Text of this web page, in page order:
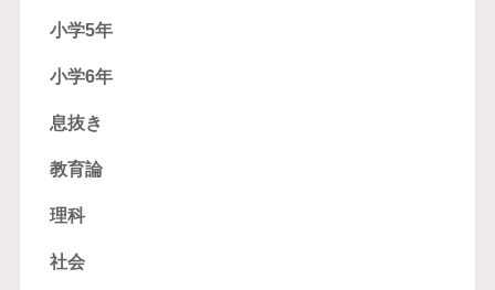
小学5年
小学6年
息抜き
教育論
理科
社会